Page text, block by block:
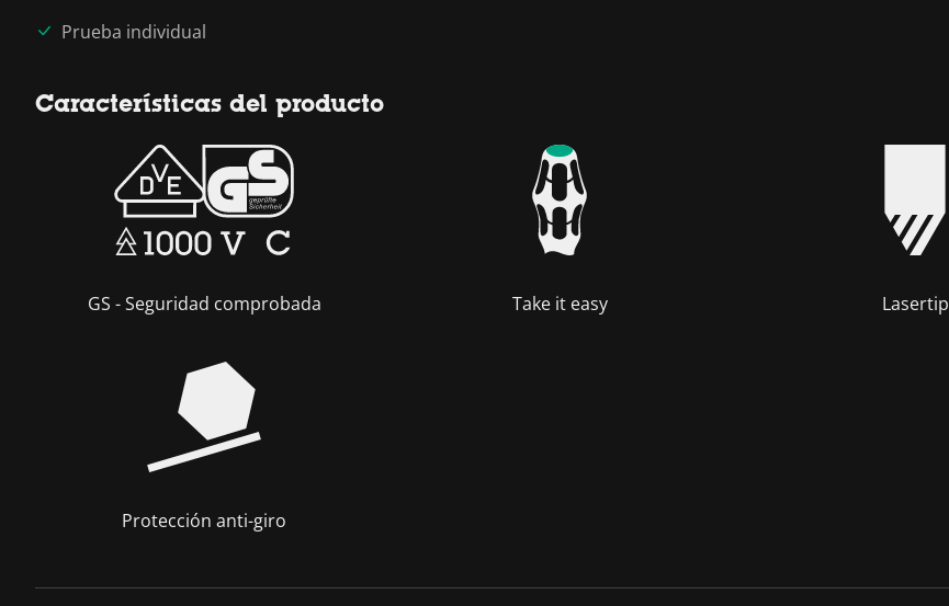
Prueba individual
Características del producto
GS - Seguridad comprobada Take it easy Lasertip
Protección anti-giro